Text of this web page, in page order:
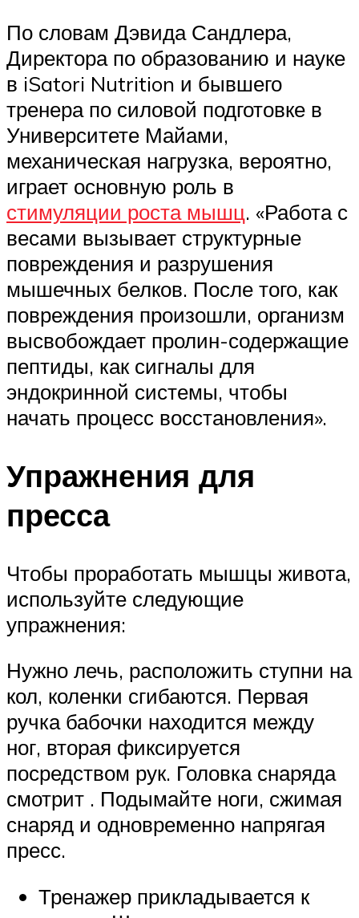
По словам Дэвида Сандлера,
Директора по образованию и науке
в iSatori Nutrition и бывшего
тренера по силовой подготовке в
Университете Майами,
механическая нагрузка, вероятно,
играет основную роль в
стимуляции роста мышц. «Работа с
весами вызывает структурные
повреждения и разрушения
мышечных белков. После того, как
повреждения произошли, организм
высвобождает пролин-содержащие
пептиды, как сигналы для
эндокринной системы, чтобы
начать процесс восстановления».
Упражнения для
пресса
Чтобы проработать мышцы живота,
используйте следующие
упражнения:
Нужно лечь, расположить ступни на
кол, коленки сгибаются. Первая
ручка бабочки находится между
ног, вторая фиксируется
посредством рук. Головка снаряда
смотрит . Подымайте ноги, сжимая
снаряд и одновременно напрягая
пресс.
Тренажер прикладывается к